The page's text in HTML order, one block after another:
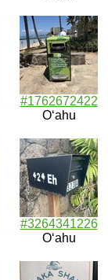
#1762672422
Oʻahu
#3264341226
Oʻahu